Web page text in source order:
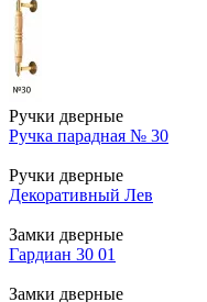
Ручки дверные
Ручка парадная № 30
Ручки дверные
Декоративный Лев
Замки дверные
Гардиан 30 01
Замки дверные